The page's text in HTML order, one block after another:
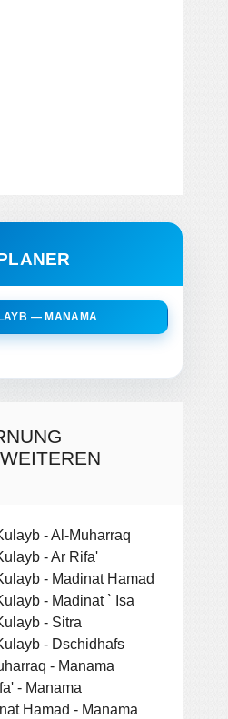
— MANAMA
- Al-Muharraq
- Ar Rifa'
- Madinat Hamad
- Madinat ` Isa
- Sitra
- Dschidhafs
- Manama
- Manama
Hamad - Manama